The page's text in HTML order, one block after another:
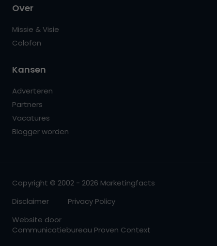
Over
Missie & Visie
Colofon
Kansen
Adverteren
Partners
Vacatures
Blogger worden
Copyright © 2002 - 2026 Marketingfacts
Disclaimer
Privacy Policy
Website door
Communicatiebureau Proven Context